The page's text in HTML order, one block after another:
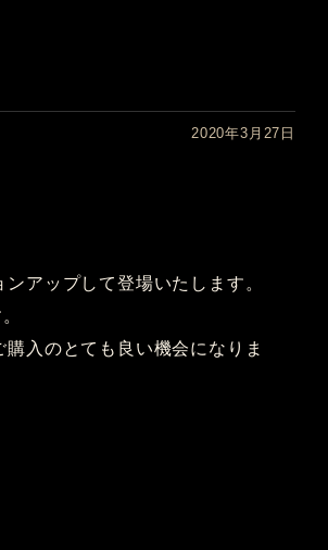
2020年3月27日
アップして登場いたします。
入のとても良い機会になりま